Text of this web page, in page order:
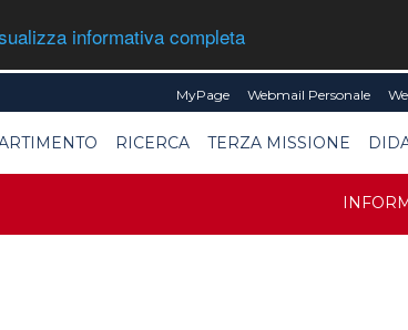
informativa completa
MyPage Webmail Personale
RICERCA TERZA MISSIONE